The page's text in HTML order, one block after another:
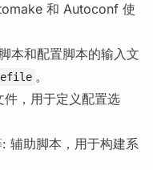
和 Autoconf 使
本和配置脚本的输入文
。
件，用于定义配置选
辅助脚本，用于构建系